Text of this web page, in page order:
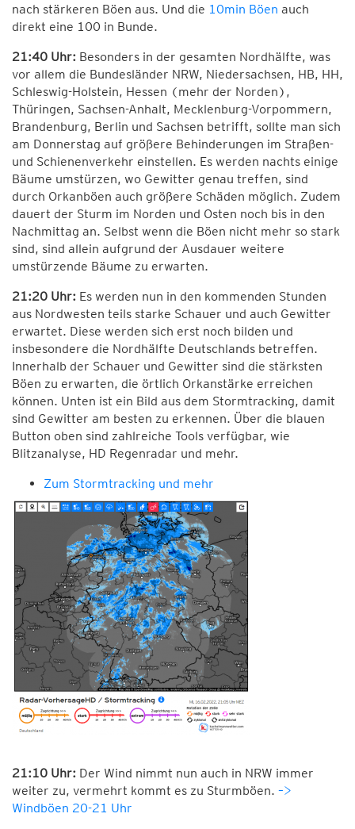
nach stärkeren Böen aus. Und die 10min Böen auch
direkt eine 100 in Bunde.
21:40 Uhr: Besonders in der gesamten Nordhälfte, was
vor allem die Bundesländer NRW, Niedersachsen, HB, HH,
Schleswig-Holstein, Hessen (mehr der Norden),
Thüringen, Sachsen-Anhalt, Mecklenburg-Vorpommern,
Brandenburg, Berlin und Sachsen betrifft, sollte man sich
am Donnerstag auf größere Behinderungen im Straßen-
und Schienenverkehr einstellen. Es werden nachts einige
Bäume umstürzen, wo Gewitter genau treffen, sind
durch Orkanböen auch größere Schäden möglich. Zudem
dauert der Sturm im Norden und Osten noch bis in den
Nachmittag an. Selbst wenn die Böen nicht mehr so stark
sind, sind allein aufgrund der Ausdauer weitere
umstürzende Bäume zu erwarten.
21:20 Uhr: Es werden nun in den kommenden Stunden
aus Nordwesten teils starke Schauer und auch Gewitter
erwartet. Diese werden sich erst noch bilden und
insbesondere die Nordhälfte Deutschlands betreffen.
Innerhalb der Schauer und Gewitter sind die stärksten
Böen zu erwarten, die örtlich Orkanstärke erreichen
können. Unten ist ein Bild aus dem Stormtracking, damit
sind Gewitter am besten zu erkennen. Über die blauen
Button oben sind zahlreiche Tools verfügbar, wie
Blitzanalyse, HD Regenradar und mehr.
Zum Stormtracking und mehr
21:10 Uhr: Der Wind nimmt nun auch in NRW immer
weiter zu, vermehrt kommt es zu Sturmböen. –>
Windböen 20-21 Uhr